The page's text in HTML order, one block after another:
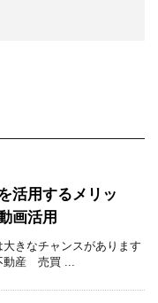
活用するメリッ
画活用
きなチャンスがあります
産 売買 ...